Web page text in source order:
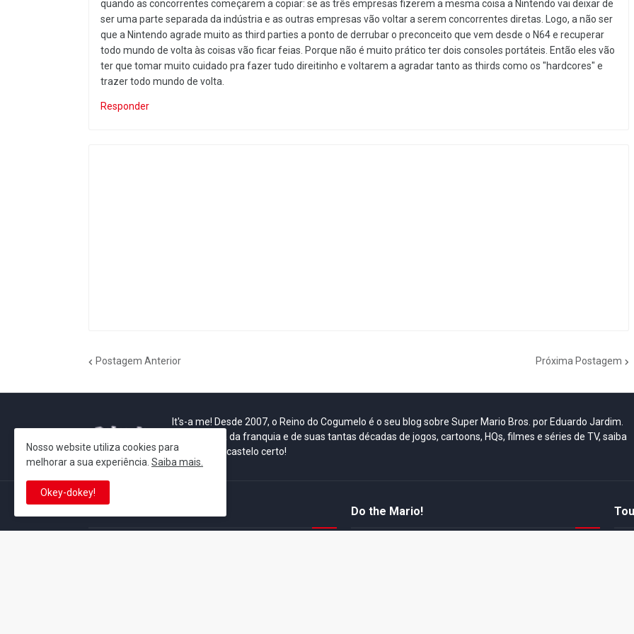
quando as concorrentes começarem a copiar: se as três empresas fizerem a mesma coisa a Nintendo vai deixar de
ser uma parte separada da indústria e as outras empresas vão voltar a serem concorrentes diretas. Logo, a não ser
que a Nintendo agrade muito as third parties a ponto de derrubar o preconceito que vem desde o N64 e recuperar
todo mundo de volta às coisas vão ficar feias. Porque não é muito prático ter dois consoles portáteis. Então eles vão
ter que tomar muito cuidado pra fazer tudo direitinho e voltarem a agradar tanto as thirds como os "hardcores" e
trazer todo mundo de volta.
Responder
Postagem Anterior Próxima Postagem
It's-a me! Desde 2007, o Reino do Cogumelo é o seu blog sobre Super Mario Bros. por Eduardo Jardim.
Se você é fã da franquia e de suas tantas décadas de jogos, cartoons, HQs, filmes e séries de TV, saiba
que está no castelo certo!
Do the Mario!
Nosso website utiliza cookies para
melhorar a sua experiência. Saiba mais.
Okey-dokey!